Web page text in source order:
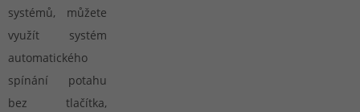
systémů, můžete
využít systém
automatického
spínání potahu
bez tlačítka,